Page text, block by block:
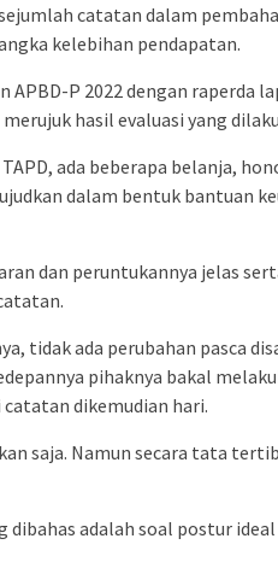
catatan dalam
kelebihan pendapatan.
APBD-P 2022 dengan raperda
hasil evaluasi yang
ada beberapa belanja,
dalam bentuk bantuan
dan peruntukannya jelas
tidak ada perubahan pasca
pihaknya bakal
dikemudian hari.
saja. Namun secara tata
dibahas adalah soal postur